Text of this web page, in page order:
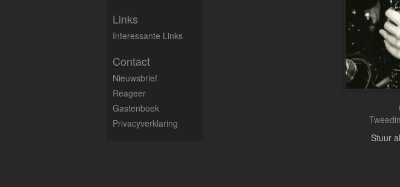
Stuur
Links
Interessante Links
Contact
Nieuwsbrief
Reageer
Gastenboek
Privacyverklaring